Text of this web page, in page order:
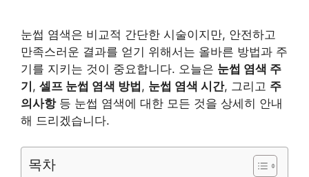
눈썹 염색은 비교적 간단한 시술이지만, 안전하고
만족스러운 결과를 얻기 위해서는 올바른 방법과 주
기를 지키는 것이 중요합니다. 오늘은 눈썹 염색 주
기, 셀프 눈썹 염색 방법, 눈썹 염색 시간, 그리고 주
의사항등 눈썹 염색에 대한 모든 것을 상세히 안내
해 드리겠습니다.
목차